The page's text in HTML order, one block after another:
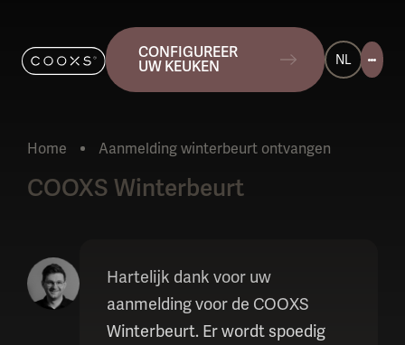
CONFIGUREER
UW KEUKEN NL
Home
Huidig:
Aanmelding winterbeurt ontvangen
COOXS Winterbeurt
Hartelijk dank voor uw
aanmelding voor de COOXS
Winterbeurt. Er wordt spoedig